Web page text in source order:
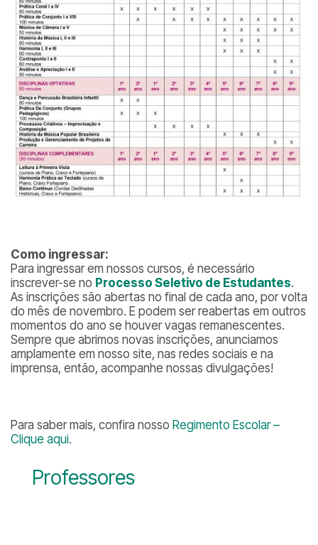
Como ingressar:
Para ingressar em nossos cursos, é necessário
inscrever-se no Processo Seletivo de Estudantes.
As inscrições são abertas no final de cada ano, por volta
do mês de novembro. E podem ser reabertas em outros
momentos do ano se houver vagas remanescentes.
Sempre que abrimos novas inscrições, anunciamos
amplamente em nosso site, nas redes sociais e na
imprensa, então, acompanhe nossas divulgações!
Para saber mais, confira nosso Regimento Escolar –
Clique aqui.
Professores